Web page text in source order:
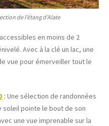
de l’étang d’Alate
en moins de 2
Avec à la clé un lac, une
vue pour émerveiller tout le
: Une sélection de randonnées
soleil pointe le bout de son
une vue imprenable sur la